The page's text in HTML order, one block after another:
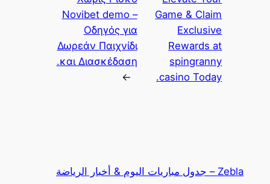
Game & Claim
Exclusive
Rewards at
spingranny
casino Today.
Novibet demo –
Οδηγός για
Δωρεάν Παιχνίδι
και Διασκέδαση.
→
Zebla – جدول مباريات اليوم & أخبار الرياضة